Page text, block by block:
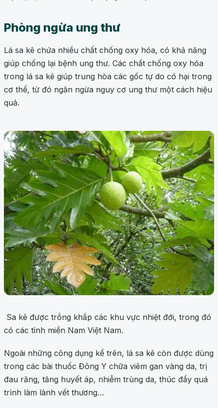
Phòng ngừa ung thư
Lá sa kê chứa nhiều chất chống oxy hóa, có khả năng
giúp chống lại bệnh ung thư. Các chất chống oxy hóa
trong lá sa kê giúp trung hòa các gốc tự do có hại trong
cơ thể, từ đó ngăn ngừa nguy cơ ung thư một cách hiệu
quả.
Sa kê được trồng khắp các khu vực nhiệt đới, trong đó
có các tỉnh miền Nam Việt Nam.
Ngoài những công dụng kể trên, lá sa kê còn được dùng
trong các bài thuốc Đông Y chữa viêm gan vàng da, trị
đau răng, tăng huyết áp, nhiễm trùng da, thúc đẩy quá
trình làm lành vết thương…